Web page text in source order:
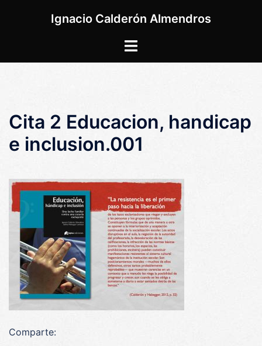
Ignacio Calderón Almendros
Alternar
Cita 2 Educacion, handicap
e inclusion.001
Comparte: